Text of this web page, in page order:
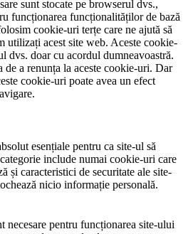
sunt stocate pe browserul dvs.,
funcționarea funcționalităților de bază
cookie-uri terțe care ne ajută să
utilizați acest site web. Aceste cookie-
dvs. doar cu acordul dumneavoastră.
de a renunța la aceste cookie-uri. Dar
cookie-uri poate avea un efect
esențiale pentru ca site-ul să
include numai cookie-uri care
și caracteristici de securitate ale site-
nicio informație personală.
necesare pentru funcționarea site-ului